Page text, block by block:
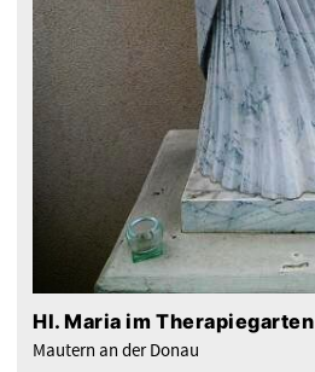
Hl. Maria im Therapiegarten
Mautern an der Donau